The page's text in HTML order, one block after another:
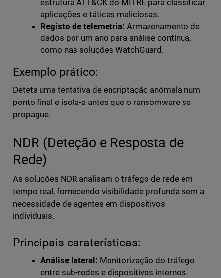
estrutura ATT&CK do MITRE para classificar
aplicações e táticas maliciosas.
Registo de telemetria: Armazenamento de
dados por um ano para análise contínua,
como nas soluções WatchGuard.
Exemplo prático:
Deteta uma tentativa de encriptação anómala num
ponto final e isola-a antes que o ransomware se
propague.
NDR (Deteção e Resposta de
Rede)
As soluções NDR analisam o tráfego de rede em
tempo real, fornecendo visibilidade profunda sem a
necessidade de agentes em dispositivos
individuais.
Principais caraterísticas:
Análise lateral: Monitorização do tráfego
entre sub-redes e dispositivos internos.